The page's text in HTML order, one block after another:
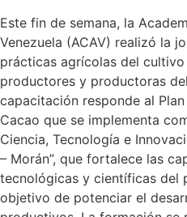
Este fin de semana, la
Venezuela (ACAV) realizó la
prácticas agrícolas del
productores y productoras
capacitación responde al
Cacao que se implementa
Ciencia, Tecnología e
– Morán”, que fortalece las
tecnológicas y científicas del
objetivo de potenciar el